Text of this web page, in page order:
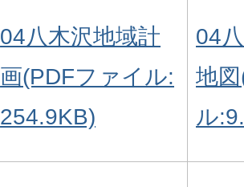
04八木沢地域計
画(PDFファイル:
254.9KB)
04
地
ル